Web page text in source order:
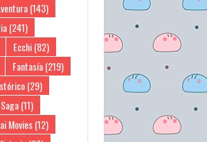
(143)
(241)
Ecchi(82)
Fantasía(219)
(29)
(11)
Movies(12)